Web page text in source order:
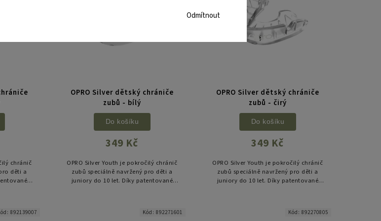
Odmítnout
chránič
děti a
OPRO Silver dětský chrániče
zubů - bílý
349 Kč
Do košíku
OPRO Silver Youth je pokročilý chránič
zubů speciálně navržený pro děti a
juniory do 10 let. Díky patentované
OPRO Silver dětský chrániče
zubů - čirý
349 Kč
Do košíku
OPRO Silver Youth je pokročilý chránič
zubů speciálně navržený pro děti a
juniory do 10 let. Díky patentované
892139007 Kód:892271601 Kód:892270805